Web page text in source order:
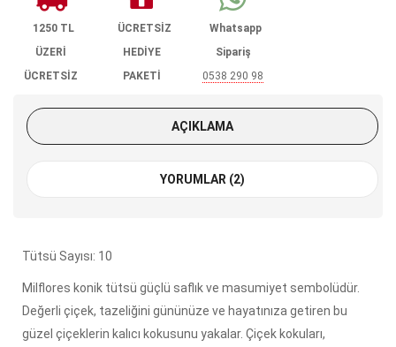
1250 TL
ÜZERİ
ÜCRETSİZ
ÜCRETSİZ
HEDİYE
PAKETİ
Whatsapp
Sipariş
0538 290 98
AÇIKLAMA
YORUMLAR (2)
Tütsü Sayısı: 10
Milflores konik tütsü güçlü saflık ve masumiyet sembolüdür.
Değerli çiçek, tazeliğini gününüze ve hayatınıza getiren bu
güzel çiçeklerin kalıcı kokusunu yakalar. Çiçek kokuları,